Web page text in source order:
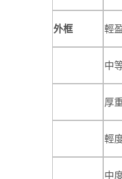
外框 輕
中
厚
輕
中